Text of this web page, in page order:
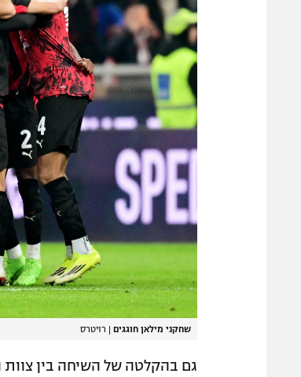
שחקני מילאן חוגגים | רויטרס